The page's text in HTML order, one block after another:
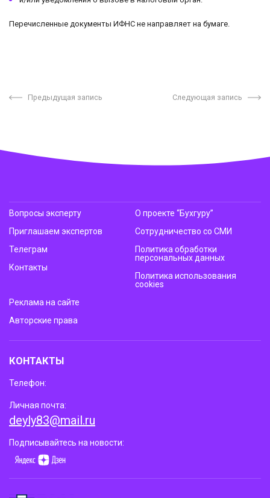
Перечисленные документы ИФНС не направляет на бумаге.
Предыдущая запись Следующая запись
Вопросы эксперту
Приглашаем экспертов
Телеграм
Контакты
О проекте “Бухгуру”
Сотрудничество со СМИ
Политика обработки
персональных данных
Политика использования
cookies
Реклама на сайте
Авторские права
КОНТАКТЫ
Телефон:
Личная почта:
deyly83@mail.ru
Подписывайтесь на новости: